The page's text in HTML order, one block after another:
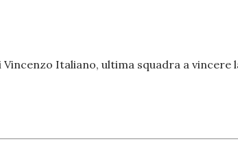
Italiano, ultima squadra a vincere